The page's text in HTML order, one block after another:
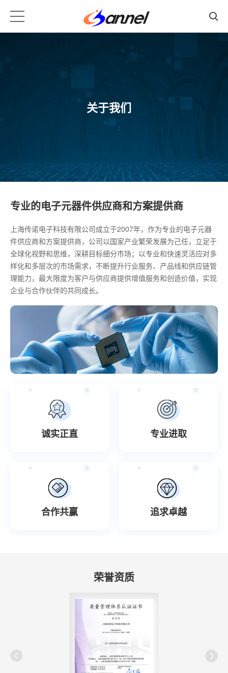
关于我们
专业的电子元器件供应商和方案提供商
上海传诺电子科技有限公司成立于2007年，作为专业的电子元器
件供应商和方案提供商，公司以国家产业繁荣发展为己任，立足于
全球化视野和思维，深耕目标细分市场；以专业和快速灵活应对多
样化和多层次的市场需求，不断提升行业服务、产品线和供应链管
理能力，最大限度为客户与供应商提供增值服务和创造价值，实现
企业与合作伙伴的共同成长。
诚实正直 专业进取
合作共赢 追求卓越
荣誉资质